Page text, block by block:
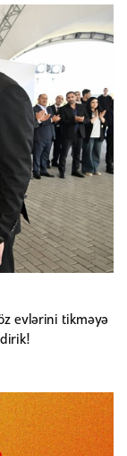
evlərini tikməyə